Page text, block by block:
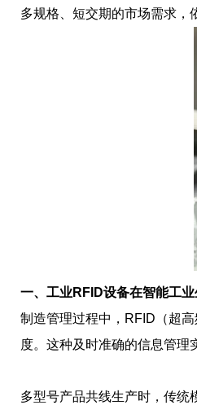
多规格、短交期的市场需求，
一、工业RFID设备在智能工业
制造管理过程中，RFID（超
度。这种及时准确的信息管理
多型号产品共线生产时，传统